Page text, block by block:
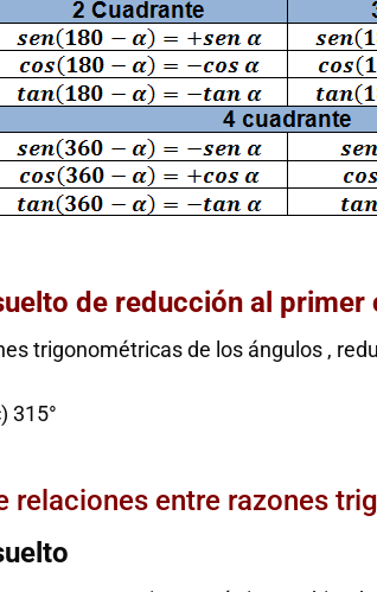
de reducción al primer
trigonométricas de los ángulos ,
315°
relaciones entre razones